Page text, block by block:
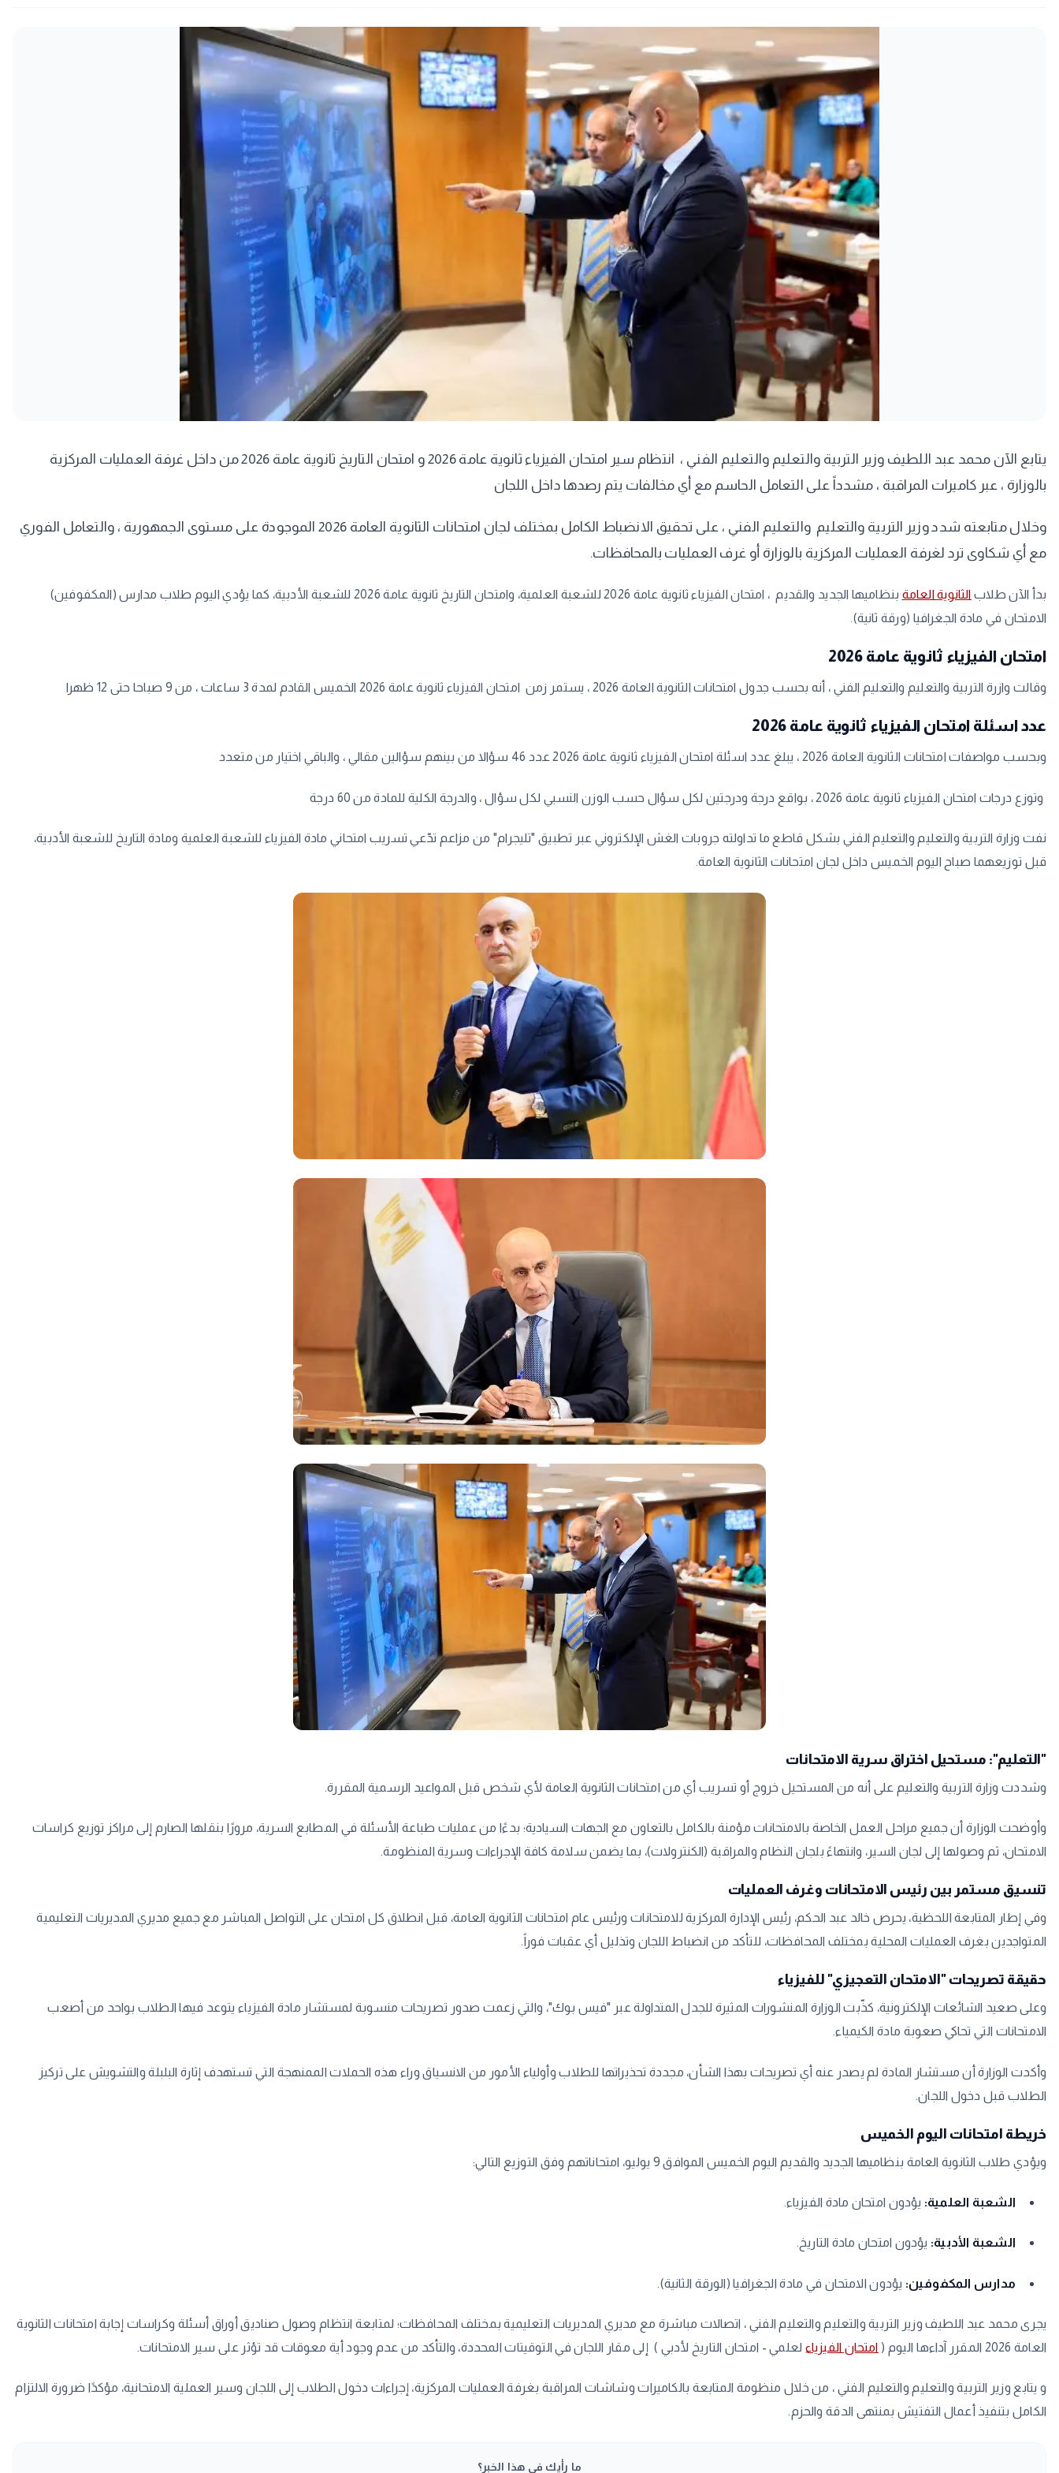
يتابع الآن محمد عبد اللطيف وزير التربية والتعليم والتعليم الفني ، انتظام سير امتحان الفيزياء ثانوية عامة 2026 و امتحان التاريخ ثانوية عامة 2026 من داخل غرفة العمليات المركزية
بالوزارة ، عبر كاميرات المراقبة ، مشدداً على التعامل الحاسم مع أي مخالفات يتم رصدها داخل اللجان
وخلال متابعته شدد وزير التربية والتعليم والتعليم الفني ، على تحقيق الانضباط الكامل بمختلف لجان امتحانات الثانوية العامة 2026 الموجودة على مستوى الجمهورية ، والتعامل الفوري
مع أي شكاوى ترد لغرفة العمليات المركزية بالوزارة أو غرف العمليات بالمحافظات.
بدأ الآن طلاب الثانوية العامة
بنظاميها الجديد والقديم ، امتحان الفيزياء ثانوية عامة 2026 للشعبة العلمية، وامتحان التاريخ ثانوية عامة 2026 للشعبة الأدبية، كما يؤدي اليوم طلاب مدارس (المكفوفين)
الامتحان في مادة الجغرافيا (ورقة ثانية).
امتحان الفيزياء ثانوية عامة 2026
وقالت وازرة التربية والتعليم والتعليم الفني ، أنه بحسب جدول امتحانات الثانوية العامة 2026 ، يستمر زمن امتحان الفيزياء ثانوية عامة 2026 الخميس القادم لمدة 3 ساعات ، من 9 صباحا حتى 12 ظهرا
عدد اسئلة امتحان الفيزياء ثانوية عامة 2026
وبحسب مواصفات امتحانات الثانوية العامة 2026 ، يبلغ عدد اسئلة امتحان الفيزياء ثانوية عامة 2026 عدد 46 سؤالا من بينهم سؤالين مقالي ، والباقي اختيار من متعدد
وتوزع درجات امتحان الفيزياء ثانوية عامة 2026 ، بواقع درجة ودرجتين لكل سؤال حسب الوزن النسبي لكل سؤال ، والدرجة الكلية للمادة من 60 درجة
​نفت وزارة التربية والتعليم والتعليم الفني بشكل قاطع ما تداولته جروبات الغش الإلكتروني عبر تطبيق "تليجرام" من مزاعم تدّعي تسريب امتحاني مادة الفيزياء للشعبة العلمية ومادة التاريخ للشعبة الأدبية،
قبل توزيعهما صباح اليوم الخميس داخل لجان امتحانات الثانوية العامة.
​"التعليم": مستحيل اختراق سرية الامتحانات
​وشددت وزارة التربية والتعليم على أنه من المستحيل خروج أو تسريب أي من امتحانات الثانوية العامة لأي شخص قبل المواعيد الرسمية المقررة.
​وأوضحت الوزارة أن جميع مراحل العمل الخاصة بالامتحانات مؤمنة بالكامل بالتعاون مع الجهات السيادية؛ بدءًا من عمليات طباعة الأسئلة في المطابع السرية، مرورًا بنقلها الصارم إلى مراكز توزيع كراسات
الامتحان، ثم وصولها إلى لجان السير، وانتهاءً بلجان النظام والمراقبة (الكنترولات)، بما يضمن سلامة كافة الإجراءات وسرية المنظومة.
​تنسيق مستمر بين رئيس الامتحانات وغرف العمليات
​وفي إطار المتابعة اللحظية، يحرص خالد عبد الحكم، رئيس الإدارة المركزية للامتحانات ورئيس عام امتحانات الثانوية العامة، قبل انطلاق كل امتحان على التواصل المباشر مع جميع مديري المديريات التعليمية
المتواجدين بغرف العمليات المحلية بمختلف المحافظات، للتأكد من انضباط اللجان وتذليل أي عقبات فوراً.
​حقيقة تصريحات "الامتحان التعجيزي" للفيزياء
​وعلى صعيد الشائعات الإلكترونية، كذّبت الوزارة المنشورات المثيرة للجدل المتداولة عبر "فيس بوك"، والتي زعمت صدور تصريحات منسوبة لمستشار مادة الفيزياء يتوعد فيها الطلاب بواحد من أصعب
الامتحانات التي تحاكي صعوبة مادة الكيمياء.
​وأكدت الوزارة أن مستشار المادة لم يصدر عنه أي تصريحات بهذا الشأن، مجددة تحذيراتها للطلاب وأولياء الأمور من الانسياق وراء هذه الحملات الممنهجة التي تستهدف إثارة البلبلة والتشويش على تركيز
الطلاب قبل دخول اللجان.
​خريطة امتحانات اليوم الخميس
​ويؤدي طلاب الثانوية العامة بنظاميها الجديد والقديم اليوم الخميس الموافق 9 يوليو، امتحاناتهم وفق التوزيع التالي:
الشعبة العلمية: يؤدون امتحان مادة الفيزياء.
الشعبة الأدبية: يؤدون امتحان مادة التاريخ.
مدارس المكفوفين: يؤدون الامتحان في مادة الجغرافيا (الورقة الثانية).
يجرى محمد عبد اللطيف وزير التربية والتعليم والتعليم الفني ، اتصالات مباشرة مع مديري المديريات التعليمية بمختلف المحافظات؛ لمتابعة انتظام وصول صناديق أوراق أسئلة وكراسات إجابة امتحانات الثانوية
العامة 2026 المقرر آداءها اليوم (
امتحان الفيزياء لعلمي - امتحان التاريخ لأدبي ) إلى مقار اللجان في التوقيتات المحددة، والتأكد من عدم وجود أية معوقات قد تؤثر على سير الامتحانات.
و يتابع وزير التربية والتعليم والتعليم الفني ، من خلال منظومة المتابعة بالكاميرات وشاشات المراقبة بغرفة العمليات المركزية، إجراءات دخول الطلاب إلى اللجان وسير العملية الامتحانية، مؤكدًا ضرورة الالتزام
الكامل بتنفيذ أعمال التفتيش بمنتهى الدقة والحزم.
ما رأيك في هذا الخبر؟